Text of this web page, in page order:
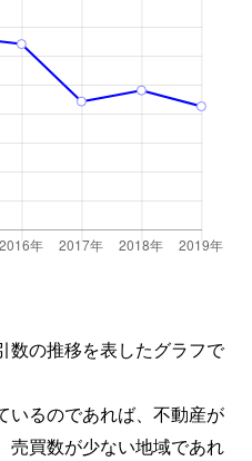
数の推移を表したグラフで
いるのであれば、不動産が
売買数が少ない地域であれ